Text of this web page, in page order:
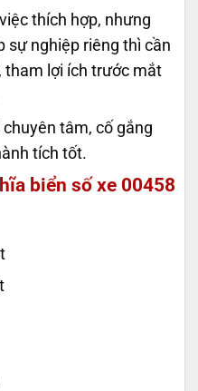
thích hợp, nhưng
sự nghiệp riêng thì cần
tham lợi ích trước mắt
tâm, cố gắng
tích tốt.
biển số xe 00458